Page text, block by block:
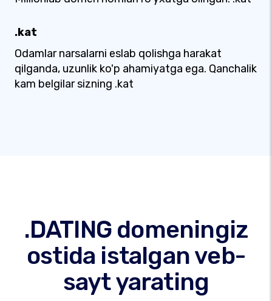
.kat
Odamlar narsalarni eslab qolishga harakat
qilganda, uzunlik ko'p ahamiyatga ega. Qanchalik
kam belgilar sizning .kat
.DATING domeningiz
ostida istalgan veb-
sayt yarating